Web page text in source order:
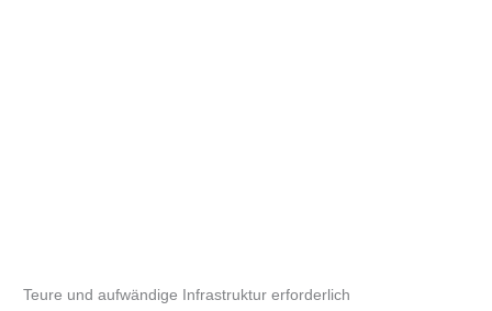
Teure und aufwändige Infrastruktur erforderlich